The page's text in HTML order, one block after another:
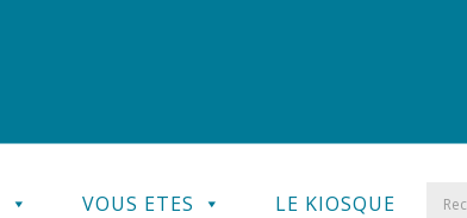
VOUS ETES LE KIOSQUE